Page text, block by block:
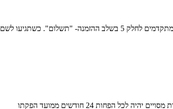
אחרי שבחרתם את הפריטים שהכי עושים לכם טוב בלב, לוחצים על תשלום,